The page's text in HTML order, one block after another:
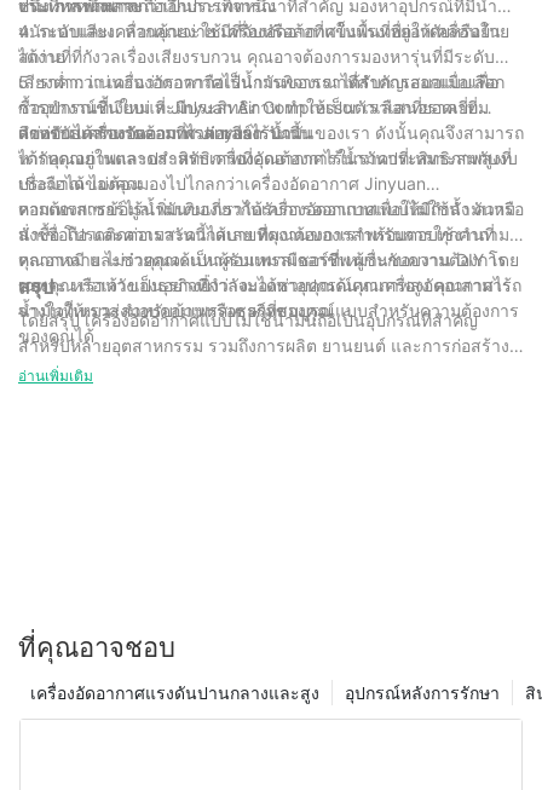
งานที่หลากหลาย
ประเภทหนึ่งมากกว่าอีกประเภทหนึ่ง
หนึ่ง การพกพาจะถือเป็นการพิจารณาที่สำคัญ มองหาอุปกรณ์ที่มีน้ำ
หนักเบาและเคลื่อนย้ายง่าย มีที่จับหรือล้อที่แข็งแรงเพื่อให้เคลื่อนย้าย
ได้ง่าย
4. ระดับเสียง: หากคุณจะใช้เครื่องอัดอากาศในพื้นที่อยู่อาศัยหรือใน
สถานที่ที่กังวลเรื่องเสียงรบกวน คุณอาจต้องการมองหารุ่นที่มีระดับ
เสียงต่ำกว่า เครื่องอัดอากาศไร้น้ำมันของเราได้รับการออกแบบเพื่อ
การทำงานที่เงียบและมีประสิทธิภาพ ทำให้เป็นตัวเลือกที่ยอดเยี่ยม
สำหรับสภาพแวดล้อมที่ไวต่อเสียงรบกวน
5. ราคา: แน่นอนว่าราคาถือเป็นการพิจารณาที่สำคัญเสมอเมื่อเลือก
ซื้ออุปกรณ์ชิ้นใหม่ ที่ Jinyuan Air Compressor เราเสนอราคาที่
แข่งขันได้สำหรับคอมเพรสเซอร์ไร้น้ำมันของเรา ดังนั้นคุณจึงสามารถ
ได้รับคุณภาพและประสิทธิภาพที่คุณต้องการในราคาที่เหมาะสมกับงบ
ประมาณของคุณ
ติดต่อกับเครื่องอัดอากาศ Jinyuan วันนี้
หากคุณอยู่ในตลาดสำหรับเครื่องอัดอากาศไร้น้ำมันประสิทธิภาพสูงที่
เชื่อถือได้ ไม่ต้องมองไปไกลกว่าเครื่องอัดอากาศ Jinyuan
คอมเพรสเซอร์ไร้น้ำมันของเราได้รับการออกแบบเพื่อให้มีกำลัง ความ
น่าเชื่อถือ และความสะดวกสบายที่คุณต้องการสำหรับการใช้งานที่
หลากหลาย ไม่ว่าคุณจะเป็นผู้รับเหมามืออาชีพ ผู้ชื่นชอบงาน DIY โดย
เฉพาะ หรือเจ้าของธุรกิจที่กำลังมองหาอุปกรณ์คุณภาพสูง คุณสามารถ
วางใจให้เราส่งมอบคอมเพรสเซอร์ที่สมบูรณ์แบบสำหรับความต้องการ
ของคุณได้
หากต้องการข้อมูลเพิ่มเติมเกี่ยวกับเครื่องอัดอากาศแบบไม่ใช้น้ำมันหรือ
สั่งซื้อ โปรดติดต่อเราวันนี้ได้เลย ทีมงานของเราพร้อมตอบทุกคำถามที่
คุณอาจมี และช่วยคุณค้นหาคอมเพรสเซอร์ที่เหมาะกับความต้องการ
ของคุณ เราหวังเป็นอย่างยิ่งว่าจะได้ช่วยคุณค้นหาเครื่องอัดอากาศไร้
น้ำมันที่เหมาะสำหรับบ้านหรือธุรกิจของคุณ
สรุป
โดยสรุป เครื่องอัดอากาศแบบไม่ใช้น้ำมันถือเป็นอุปกรณ์ที่สำคัญ
สำหรับหลายอุตสาหกรรม รวมถึงการผลิต ยานยนต์ และการก่อสร้าง
ด้วยประสบการณ์ 30 ปีในอุตสาหกรรมนี้ เราเข้าใจถึงความสำคัญของ
อ่านเพิ่มเติม
ที่คุณอาจชอบ
สิ
อุปกรณ์หลังการรักษา
เครื่องอัดอากาศแรงดันปานกลางและสูง